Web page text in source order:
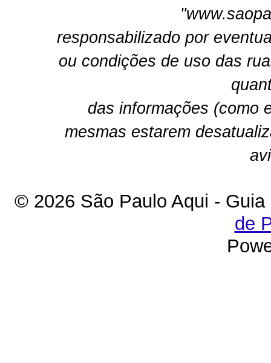
responsabilizado por
ou condições de uso das
das informações (como
mesmas estarem
© 2026 São Paulo Aqui -
de